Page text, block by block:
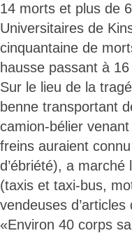
14 morts et plus de
Universitaires de
cinquantaine de
hausse passant à
Sur le lieu de la
benne transportant
camion-bélier
freins auraient
d’ébriété), a
(taxis et taxi-bus,
vendeuses
«Environ 40 corps